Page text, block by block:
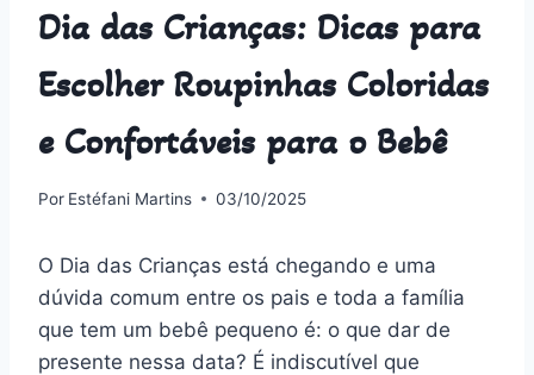
Dia das Crianças: Dicas para
Escolher Roupinhas Coloridas
e Confortáveis para o Bebê
Por Estéfani Martins 03/10/2025
O Dia das Crianças está chegando e uma
dúvida comum entre os pais e toda a família
que tem um bebê pequeno é: o que dar de
presente nessa data? É indiscutível que